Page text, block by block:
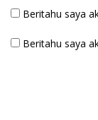
Beritahu saya
Beritahu saya